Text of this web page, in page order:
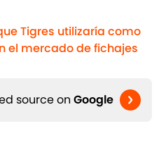
Tigres utilizaría como
el mercado de fichajes
source on Google